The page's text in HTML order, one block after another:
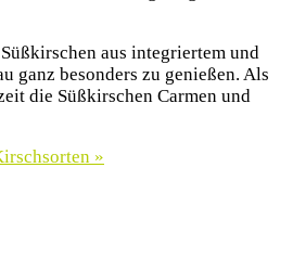
aus integriertem und
ganz besonders zu genießen. Als
die Süßkirschen Carmen und
»